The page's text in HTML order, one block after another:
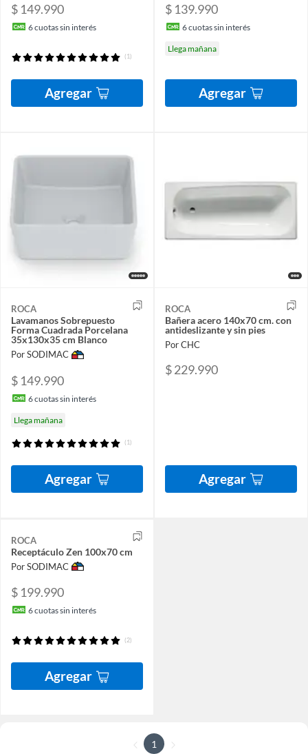
$ 149.990
6cuotas sin interés
(1)
Agregar
$ 139.990
6cuotas sin interés
Llega mañana
Agregar
ROCA
Lavamanos Sobrepuesto
Forma Cuadrada Porcelana
35x130x35 cm Blanco
Por SODIMAC
$ 149.990
6cuotas sin interés
Llega mañana
(1)
Agregar
ROCA
Bañera acero 140x70 cm. con
antideslizante y sin pies
Por CHC
$ 229.990
Agregar
ROCA
Receptáculo Zen 100x70 cm
Por SODIMAC
$ 199.990
6cuotas sin interés
(2)
Agregar
1